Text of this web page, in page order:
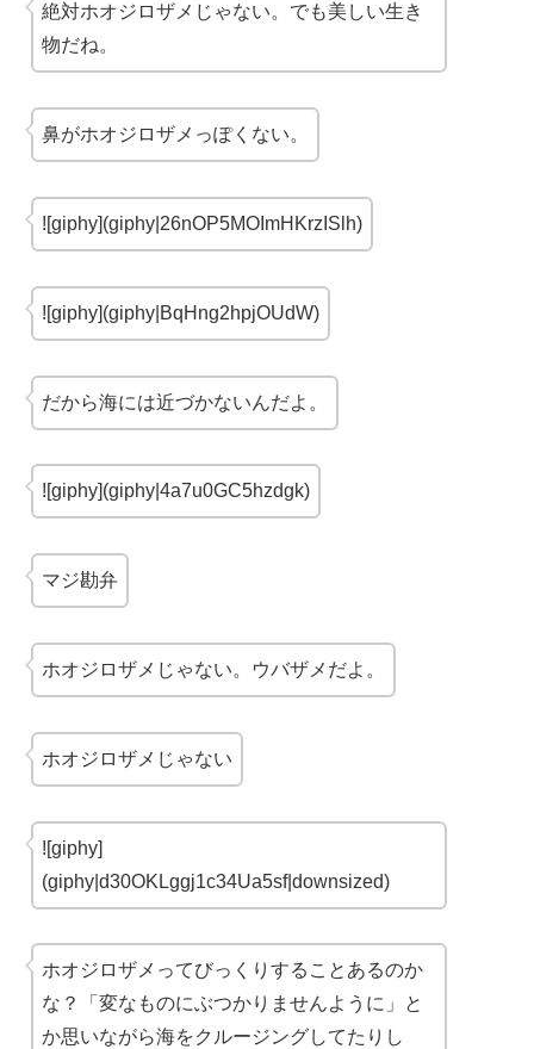
絶対ホオジロザメじゃない。でも美しい生き
物だね。
鼻がホオジロザメっぽくない。
![giphy](giphy|26nOP5MOImHKrzISlh)
![giphy](giphy|BqHng2hpjOUdW)
だから海には近づかないんだよ。
![giphy](giphy|4a7u0GC5hzdgk)
マジ勘弁
ホオジロザメじゃない。ウバザメだよ。
ホオジロザメじゃない
![giphy]
(giphy|d30OKLggj1c34Ua5sf|downsized)
ホオジロザメってびっくりすることあるのか
な？「変なものにぶつかりませんように」と
か思いながら海をクルージングしてたりし